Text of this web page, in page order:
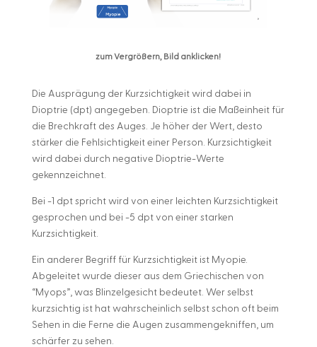
zum Vergrößern, Bild anklicken!
Die Ausprägung der Kurzsichtigkeit wird dabei in
Dioptrie (dpt) angegeben. Dioptrie ist die Maßeinheit für
die Brechkraft des Auges. Je höher der Wert, desto
stärker die Fehlsichtigkeit einer Person. Kurzsichtigkeit
wird dabei durch negative Dioptrie-Werte
gekennzeichnet.
Bei -1 dpt spricht wird von einer leichten Kurzsichtigkeit
gesprochen und bei -5 dpt von einer starken
Kurzsichtigkeit.
Ein anderer Begriff für Kurzsichtigkeit ist Myopie.
Abgeleitet wurde dieser aus dem Griechischen von
“Myops”, was Blinzelgesicht bedeutet. Wer selbst
kurzsichtig ist hat wahrscheinlich selbst schon oft beim
Sehen in die Ferne die Augen zusammengekniffen, um
schärfer zu sehen.